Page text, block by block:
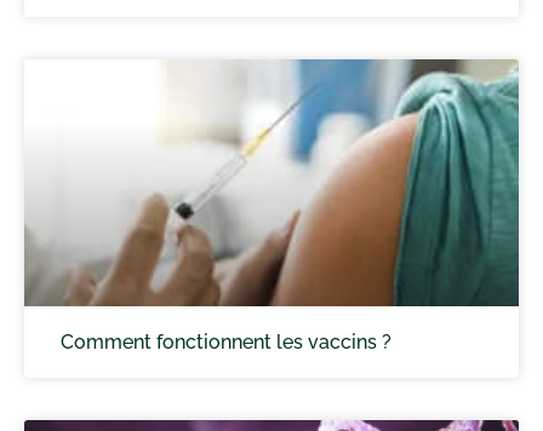
Comment fonctionnent les vaccins ?